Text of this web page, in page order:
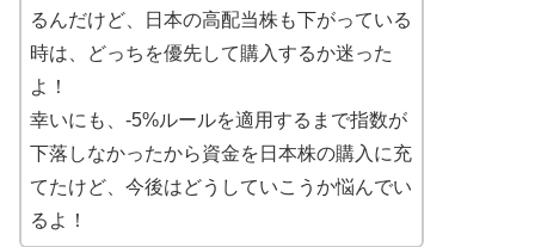
るんだけど、日本の高配当株も下がっている
時は、どっちを優先して購入するか迷った
よ！
幸いにも、-5%ルールを適用するまで指数が
下落しなかったから資金を日本株の購入に充
てたけど、今後はどうしていこうか悩んでい
るよ！